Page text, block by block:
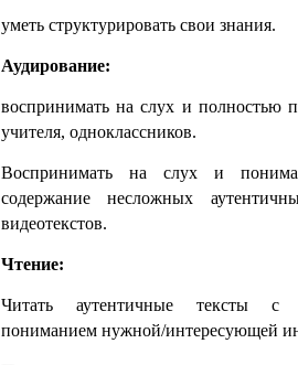
уметь структурировать свои знания.
Аудирование:
воспринимать на слух и полностью
учителя, одноклассников.
Воспринимать на слух и
содержание несложных
видеотекстов.
Чтение:
Читать аутентичные тексты с
пониманием нужной/интересующей